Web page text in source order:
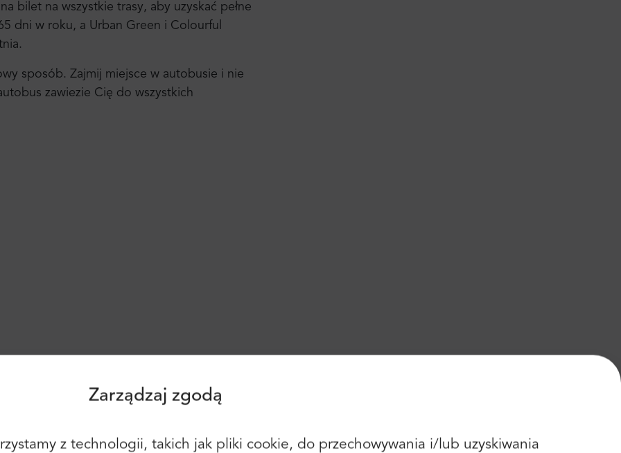
Zarządzaj zgodą
z technologii, takich jak pliki cookie, do przechowywania i/lub uzyskiwania
bilet na wszystkie trasy, aby uzyskać pełne
dni w roku, a Urban Green i Colourful
sposób. Zajmij miejsce w autobusie i nie
zawiezie Cię do wszystkich
Kontynuuj, korzystając z